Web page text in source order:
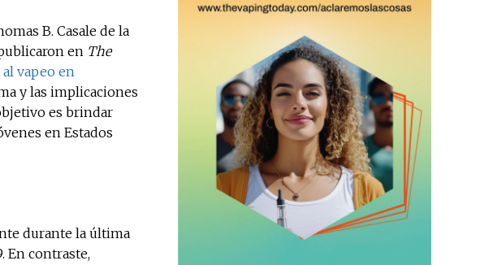
to our daily clipping and receive all the news
and tobacco harm reduction in your email.
SUBSCRIBIRSE
B. Casale de la
en The
al vapeo en
y las implicaciones
es brindar
en Estados
durante la última
En contraste,